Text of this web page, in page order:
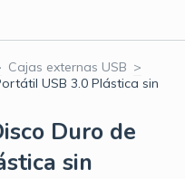
Cajas externas USB >
USB 3.0 Plástica sin
Duro de
sin